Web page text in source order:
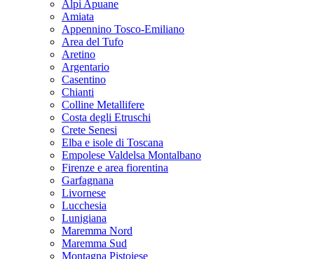
Alpi Apuane
Amiata
Appennino Tosco-Emiliano
Area del Tufo
Aretino
Argentario
Casentino
Chianti
Colline Metallifere
Costa degli Etruschi
Crete Senesi
Elba e isole di Toscana
Empolese Valdelsa Montalbano
Firenze e area fiorentina
Garfagnana
Livornese
Lucchesia
Lunigiana
Maremma Nord
Maremma Sud
Montagna Pistoiese